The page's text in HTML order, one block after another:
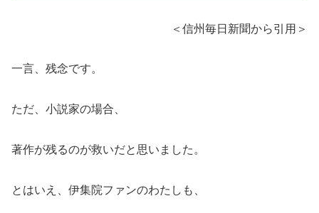
＜信州毎日新聞から引用＞
一言、残念です。
ただ、小説家の場合、
著作が残るのが救いだと思いました。
とはいえ、伊集院ファンのわたしも、